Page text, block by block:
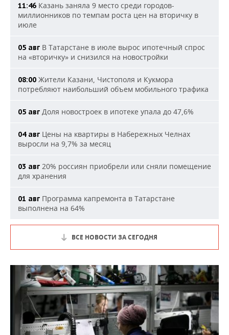
11:46 Казань заняла 9 место среди городов-
миллионников по темпам роста цен на вторичку в
июле
05 авг В Татарстане в июле вырос ипотечный спрос
на «вторичку» и снизился на новостройки
08:00 Жители Казани, Чистополя и Кукмора
потребляют наибольший объем мобильного трафика
05 авг Доля новостроек в ипотеке упала до 47,6%
04 авг Цены на квартиры в Набережных Челнах
выросли на 9,7% за месяц
03 авг 20% россиян приобрели или сняли помещение
для хранения
01 авг Программа капремонта в Татарстане
выполнена на 64%
ВСЕ НОВОСТИ ЗА СЕГОДНЯ